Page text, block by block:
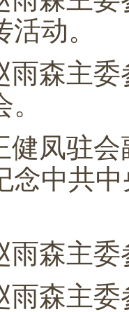
动。
雨森主
健凤驻
中共中
雨森主
雨森主